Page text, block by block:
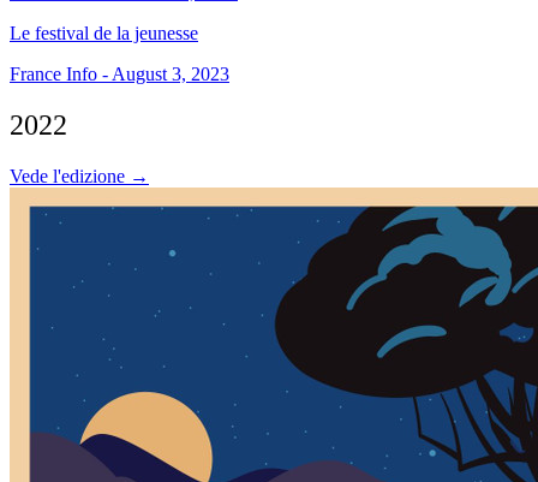
Le festival de la jeunesse
France Info - August 3, 2023
2022
Vede l'edizione →